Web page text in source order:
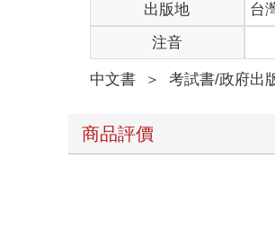
出版地
台
注音
中文書 ＞ 考試書/政府出
商品評價